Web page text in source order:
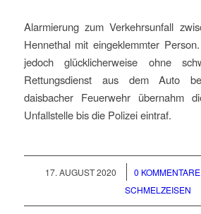
Alarmierung zum Verkehrsunfall
Hennethal mit eingeklemmter
jedoch glücklicherweise ohne
Rettungsdienst aus dem Auto
daisbacher Feuerwehr übernahm
Unfallstelle bis die Polizei eintraf.
17. AUGUST 2020
/ 0 KOMMENTARE
/
SCHMELZEISEN